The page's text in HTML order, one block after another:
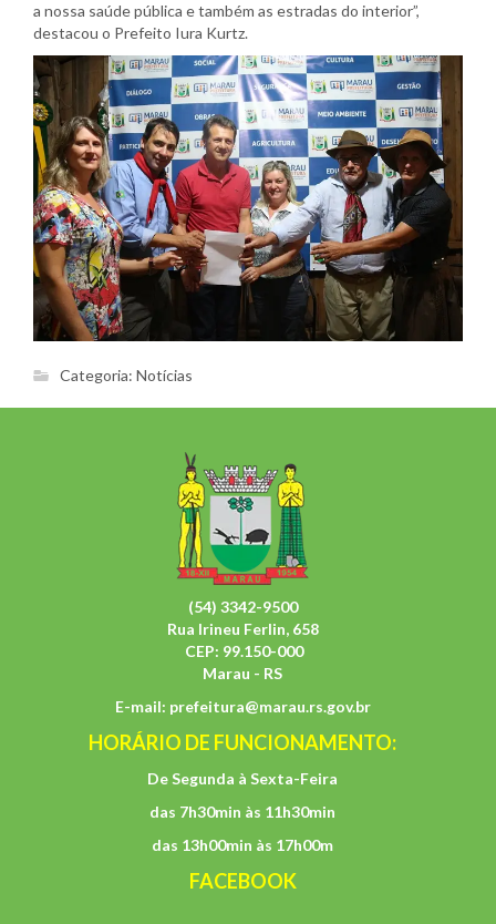
a nossa saúde pública e também as estradas do interior”,
destacou o Prefeito Iura Kurtz.
Categoria: Notícias
(54) 3342-9500
Rua Irineu Ferlin, 658
CEP: 99.150-000
Marau - RS
E-mail: prefeitura@marau.rs.gov.br
HORÁRIO DE FUNCIONAMENTO:
De Segunda à Sexta-Feira
das 7h30min às 11h30min
das 13h00min às 17h00m
FACEBOOK